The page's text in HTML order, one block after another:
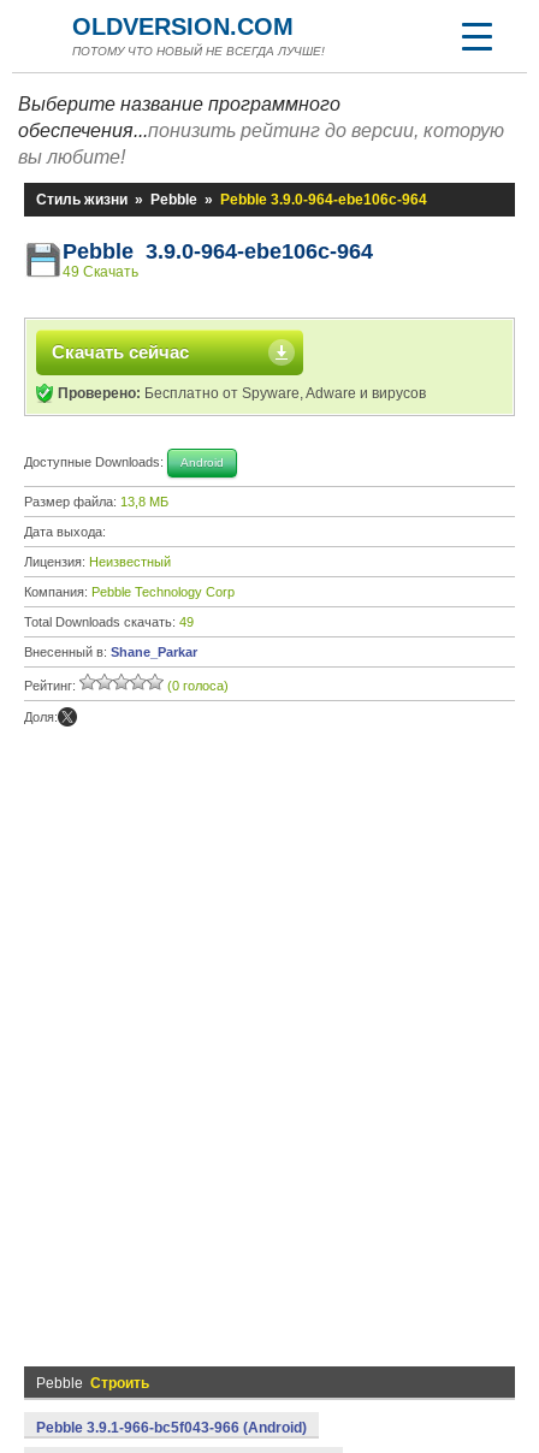
OLDVERSION.COM
ПОТОМУ ЧТО НОВЫЙ НЕ ВСЕГДА ЛУЧШЕ!
Выберите название программного
обеспечения...понизить рейтинг до версии, которую
вы любите!
Стиль жизни » Pebble » Pebble 3.9.0-964-ebe106c-964
Pebble 3.9.0-964-ebe106c-964
49 Скачать
Скачать сейчас
Проверено: Бесплатно от Spyware, Adware и вирусов
Доступные Downloads: Android
Размер файла: 13,8 МБ
Дата выхода:
Лицензия: Неизвестный
Компания: Pebble Technology Corp
Total Downloads скачать: 49
Внесенный в: Shane_Parkar
Рейтинг: (0 голоса)
Доля:
Pebble Строить
Pebble 3.9.1-966-bc5f043-966 (Android)